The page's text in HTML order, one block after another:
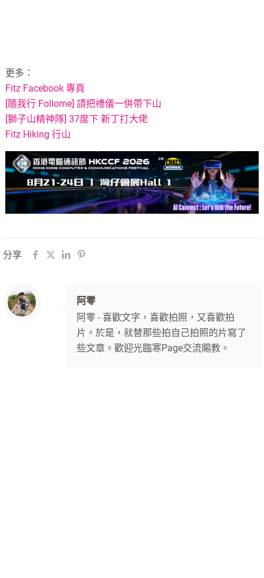
更多：
Fitz Facebook 專頁
[隨我行 Follome] 請把禮儀一併帶下山
[獅子山精神隊] 37度下 新丁打大佬
Fitz Hiking 行山
分享
阿零
阿零 - 喜歡文字，喜歡拍照，又喜歡拍
片。於是，就替那些拍自己拍照的片寫了
些文章。歡迎光臨寒Page交流賜教。